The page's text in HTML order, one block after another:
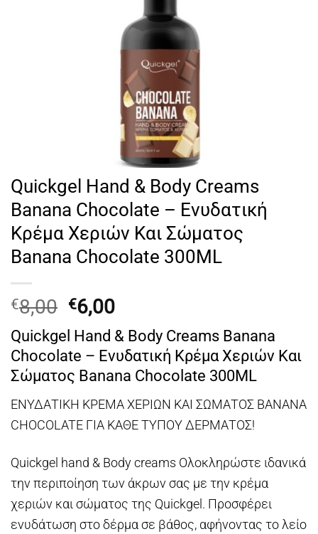
Quickgel Hand & Body Creams
Banana Chocolate – Eνυδατική
Kρέμα Xεριών Kαι Σώματος
Banana Chocolate 300ML
€8,00 Original
price
was:
€8,00.
€6,00Η
τρέχουσα
τιμή
είναι:
€6,00.
Quickgel Hand & Body Creams Banana
Chocolate – Eνυδατική Kρέμα Xεριών Kαι
Σώματος Banana Chocolate 300ML
ΕΝΥΔΑΤΙΚΗ ΚΡΕΜΑ ΧΕΡΙΩΝ ΚΑΙ ΣΩΜΑΤΟΣ BANANA
CHOCOLATE ΓΙΑ ΚΑΘΕ ΤΥΠΟΥ ΔΕΡΜΑΤΟΣ!
Quickgel hand & Body creams Ολοκληρώστε ιδανικά
την περιποίηση των άκρων σας με την κρέμα
χεριών και σώματος της Quickgel. Προσφέρει
ενυδάτωση στο δέρμα σε βάθος, αφήνοντας το λείο